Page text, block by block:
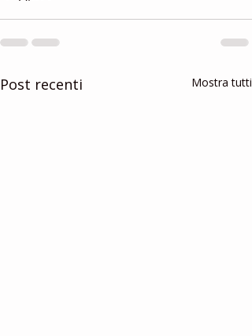
Post recenti Mostra tutti